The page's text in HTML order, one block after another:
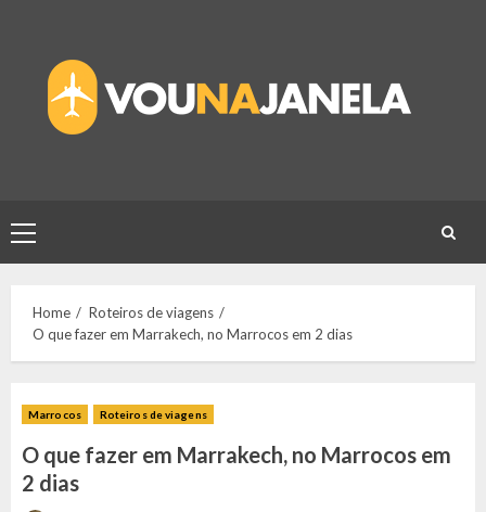
content
Primary
Menu
Home
Roteiros de viagens
O que fazer em Marrakech, no Marrocos em 2 dias
Marrocos Roteiros de viagens
O que fazer em Marrakech, no Marrocos em
2 dias